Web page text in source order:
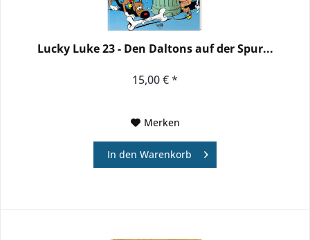
Lucky Luke 23 - Den Daltons auf der Spur...
15,00 € *
Merken
In den Warenkorb